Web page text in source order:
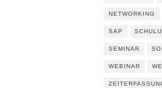
NETWORKING
SAP
SEMINAR
WEBINAR